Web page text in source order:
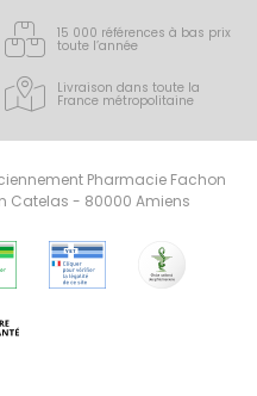
15 000 références à bas prix
toute l’année
Livraison dans toute la
France métropolitaine
Pharmacie Fachon
Catelas - 80000 Amiens